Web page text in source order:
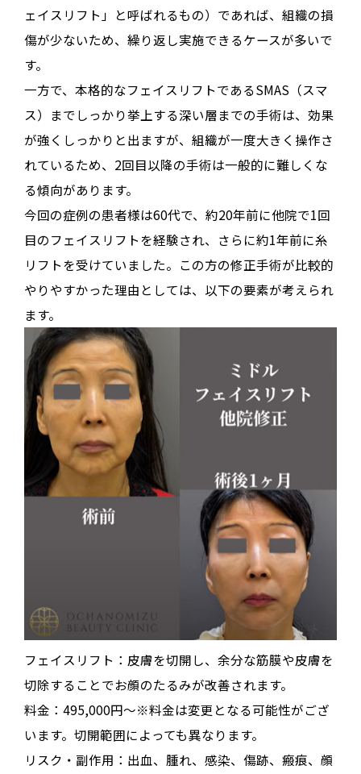
ェイスリフト」と呼ばれるもの）であれば、組織の損
傷が少ないため、繰り返し実施できるケースが多いで
す。
一方で、本格的なフェイスリフトであるSMAS（スマ
ス）までしっかり挙上する深い層までの手術は、効果
が強くしっかりと出ますが、組織が一度大きく操作さ
れているため、2回目以降の手術は一般的に難しくな
る傾向があります。
今回の症例の患者様は60代で、約20年前に他院で1回
目のフェイスリフトを経験され、さらに約1年前に糸
リフトを受けていました。この方の修正手術が比較的
やりやすかった理由としては、以下の要素が考えられ
ます。
フェイスリフト：皮膚を切開し、余分な筋膜や皮膚を
切除することでお顔のたるみが改善されます。
料金：495,000円～※料金は変更となる可能性がござ
います。切開範囲によっても異なります。
リスク・副作用：出血、腫れ、感染、傷跡、瘢痕、顔